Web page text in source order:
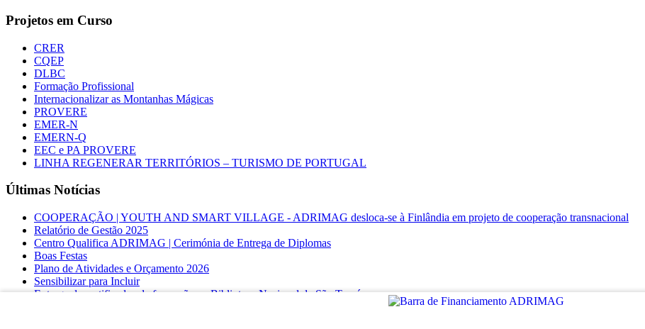
Projetos em Curso
CRER
CQEP
DLBC
Formação Profissional
Internacionalizar as Montanhas Mágicas
PROVERE
EMER-N
EMERN-Q
EEC e PA PROVERE
LINHA REGENERAR TERRITÓRIOS – TURISMO DE PORTUGAL
Últimas Notícias
COOPERAÇÃO | YOUTH AND SMART VILLAGE - ADRIMAG desloca-se à Finlândia em projeto de cooperação transnacional
Relatório de Gestão 2025
Centro Qualifica ADRIMAG | Cerimónia de Entrega de Diplomas
Boas Festas
Plano de Atividades e Orçamento 2026
Sensibilizar para Incluir
Entrega de certificados de formação na Biblioteca Nacional de São Tomé